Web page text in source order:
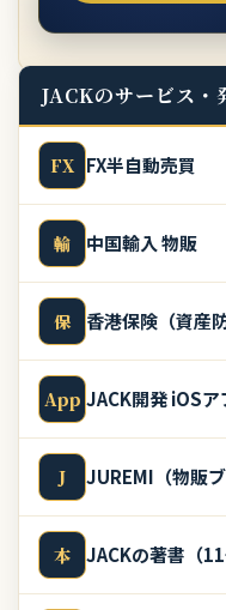
JACKのサービス・
FX FX半自動売買
輸 中国輸入 物販
保 香港保険（資産防
App JACK開発 iOSア
J JUREMI（物販ブ
本 JACKの著書（11